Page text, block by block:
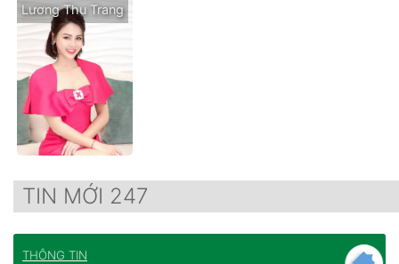
Lương Thu Trang
TIN MỚI 247
THÔNG TIN